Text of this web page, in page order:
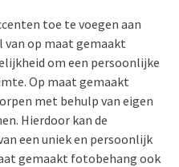
toe te voegen aan
van op maat gemaakt
om een persoonlijke
Op maat gemaakt
met behulp van eigen
Hierdoor kan de
een uniek en persoonlijk
gemaakt fotobehang ook